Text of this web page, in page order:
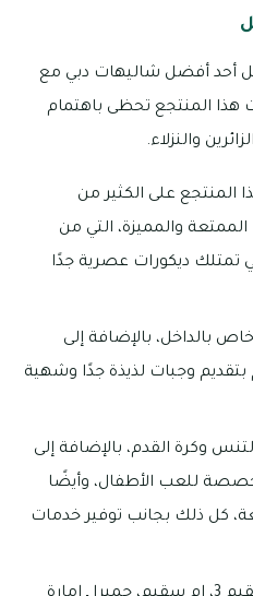
أحد أفضل شاليهات دبي مع
المنتجع تحظى باهتمام
والنزلاء.
المنتجع على الكثير من
والمميزة، التي من
تمتلك ديكورات عصرية جدًا
بالداخل، بالإضافة إلى
بتقديم وجبات لذيذة جدًا وشهية
وكرة القدم، بالإضافة إلى
للعب الأطفال، وأيضًا
كل ذلك بجانب توفير خدمات